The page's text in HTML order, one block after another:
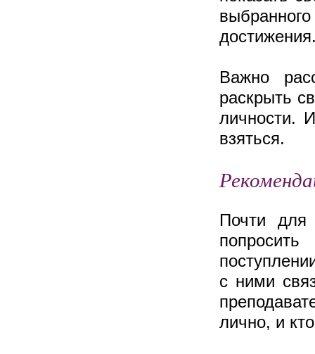
Важно
раскрыть
личности.
взяться.
Почти для
с ними
лично, и